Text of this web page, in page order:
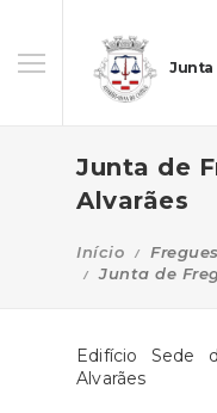
Junta
Junta de
Alvarães
Início
Junta de
Edifício Sede
Alvarães